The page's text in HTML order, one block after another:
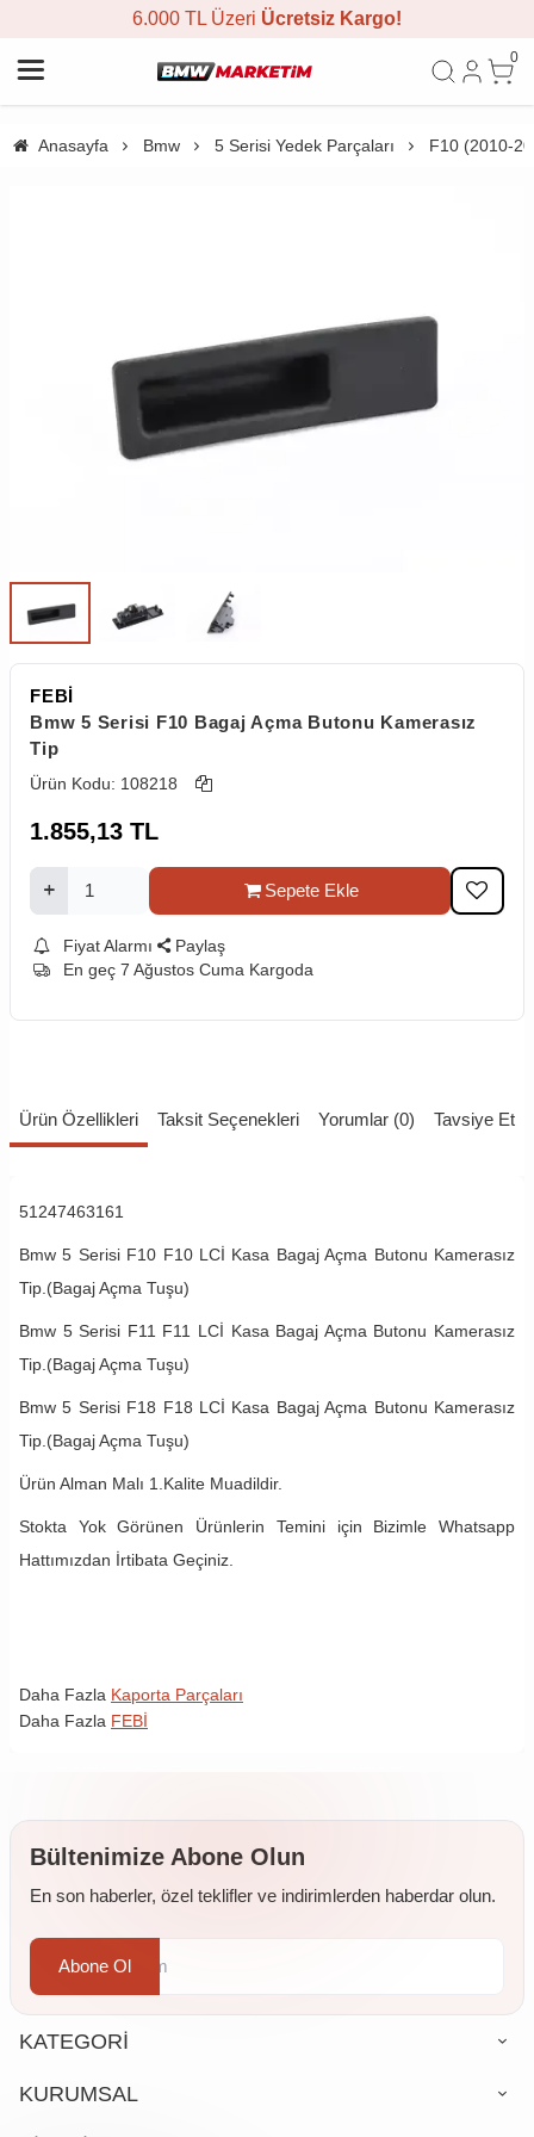
6.000 TL Üzeri Ücretsiz Kargo!
0
Anasayfa Bmw 5 Serisi Yedek Parçaları F10 (2010-
FEBİ
Bmw 5 Serisi F10 Bagaj Açma Butonu Kamerasız
Tip
Ürün Kodu: 108218
1.855,13 TL
Sepete Ekle
Fiyat Alarmı
Paylaş
En geç 7 Ağustos Cuma Kargoda
Ürün Özellikleri Taksit Seçenekleri Yorumlar (0) Tavsiye Et
51247463161
Bmw 5 Serisi F10 F10 LCİ Kasa Bagaj Açma Butonu Kamerasız
Tip.(Bagaj Açma Tuşu)
Bmw 5 Serisi F11 F11 LCİ Kasa Bagaj Açma Butonu Kamerasız
Tip.(Bagaj Açma Tuşu)
Bmw 5 Serisi F18 F18 LCİ Kasa Bagaj Açma Butonu Kamerasız
Tip.(Bagaj Açma Tuşu)
Ürün Alman Malı 1.Kalite Muadildir.
Stokta Yok Görünen Ürünlerin Temini için Bizimle Whatsapp
Hattımızdan İrtibata Geçiniz.
Daha Fazla Kaporta Parçaları
Daha Fazla FEBİ
Bültenimize Abone Olun
En son haberler, özel teklifler ve indirimlerden haberdar olun.
Abone Ol
KATEGORİ
KURUMSAL